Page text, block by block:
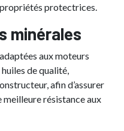
protectrices.
minérales
aux moteurs
de qualité,
afin d’assurer
résistance aux